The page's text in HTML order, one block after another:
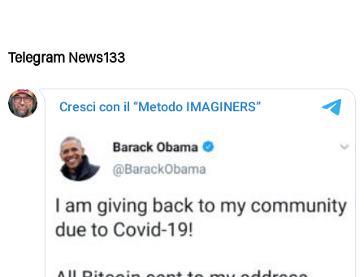
Telegram News133